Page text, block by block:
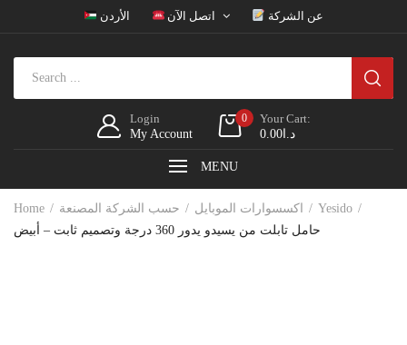
الأردن اتصل الآن عن الشركة
Login
My Account
0
Your Cart:
د.ا0.00
MENU
Home اكسسوارات الموبايل حسب الشركة المصنعة
Yesido
حامل تابلت من يسيدو يدور 360 درجة وتصميم ثابت – أبيض